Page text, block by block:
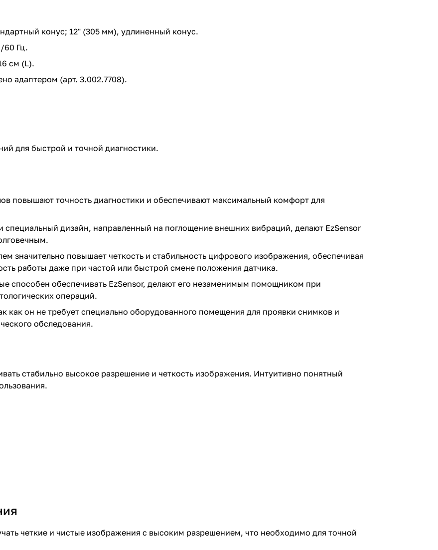
конус; 12" (305 мм), удлиненный конус.
60 Гц.
см (L).
адаптером (арт. 3.002.7708).
для быстрой и точной диагностики.
повышают точность диагностики и обеспечивают максимальный комфорт для
специальный дизайн, направленный на поглощение внешних вибраций, делают EzSensor
значительно повышает четкость и стабильность цифрового изображения, обеспечивая
работы даже при частой или быстрой смене положения датчика.
способен обеспечивать EzSensor, делают его незаменимым помощником при
операций.
как он не требует специально оборудованного помещения для проявки снимков и
обследования.
стабильно высокое разрешение и четкость изображения. Интуитивно понятный
четкие и чистые изображения с высоким разрешением, что необходимо для точной